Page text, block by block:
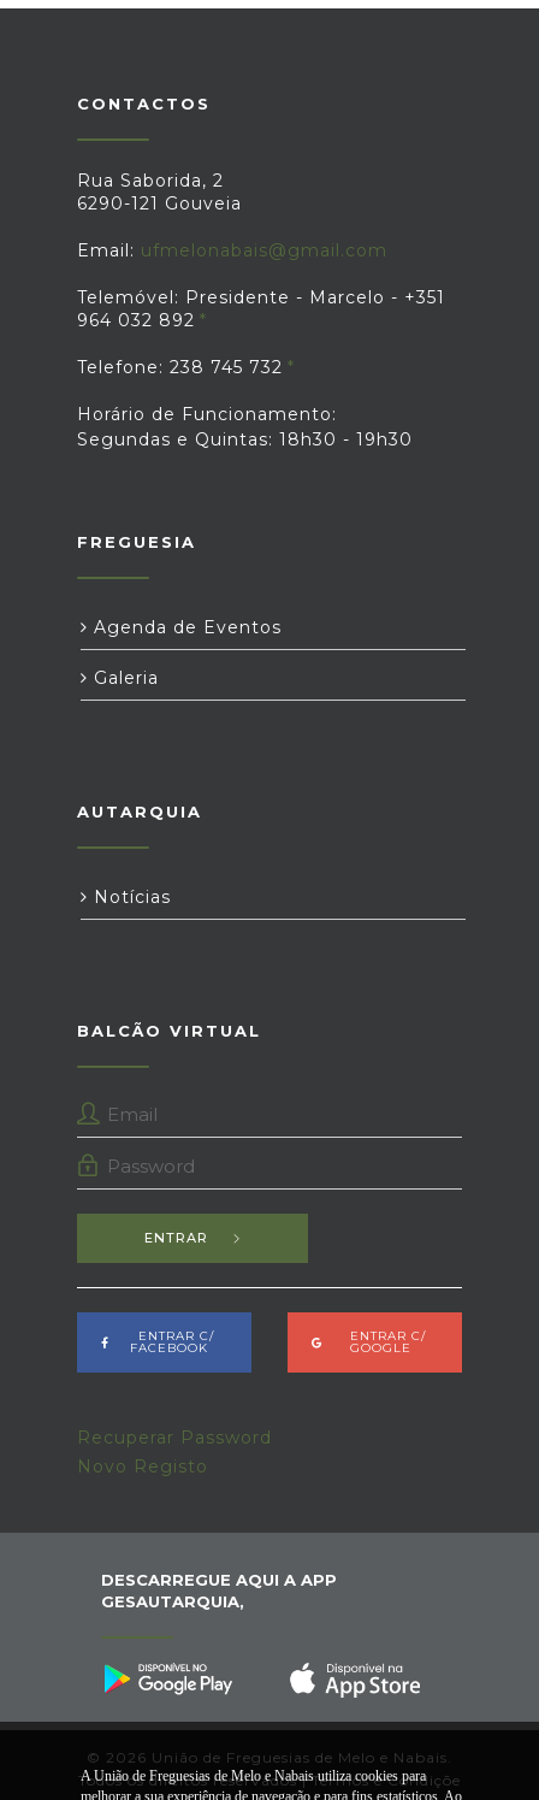
CONTACTOS
Rua Saborida, 2
6290-121 Gouveia
Email: ufmelonabais@gmail.com
Telemóvel: Presidente - Marcelo - +351
964 032 892
Telefone: 238 745 732
Horário de Funcionamento:
Segundas e Quintas: 18h30 - 19h30
FREGUESIA
Agenda de Eventos
Galeria
AUTARQUIA
Notícias
BALCÃO VIRTUAL
ENTRAR
ENTRAR C/
FACEBOOK
ENTRAR C/
GOOGLE
Recuperar Password
Novo Registo
DESCARREGUE AQUI A APP
GESAUTARQUIA,
© 2026 União de Freguesias de Melo e Nabais.
Todos os direitos reservados |Termos e Condiçõe
A União de Freguesias de Melo e Nabais utiliza cookies para
melhorar a sua experiência de navegação e para fins estatísticos. Ao